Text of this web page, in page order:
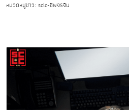
หมวดหมู่ข่าว: sclc-ชีพจรจีน